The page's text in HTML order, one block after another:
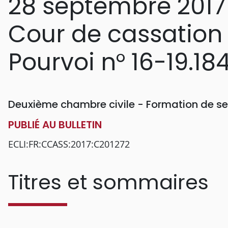
Cour de cassation
Pourvoi n° 16-
Deuxième chambre civile - Formation de
PUBLIÉ AU BULLETIN
ECLI:FR:CCASS:2017:C201272
Titres et sommaires